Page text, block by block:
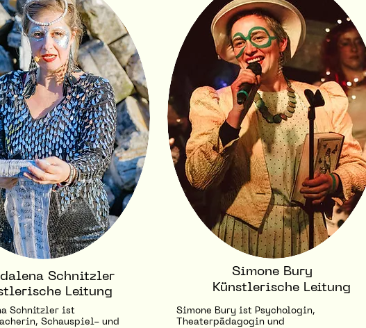
Simone Bury
Künstlerische Leitung
Simone Bury ist Psychologin,
Theaterpädagogin und
Schnitzler
Leitung
Schnitzler ist
Schauspiel- und